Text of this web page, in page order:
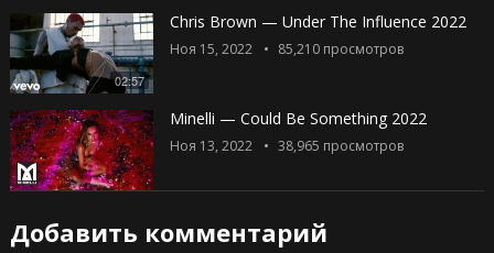
02:57
Chris Brown — Under The Influence 2022
Ноя 15, 2022 85,210просмотров
Minelli — Could Be Something 2022
Ноя 13, 2022 38,965 просмотров
Добавить комментарий